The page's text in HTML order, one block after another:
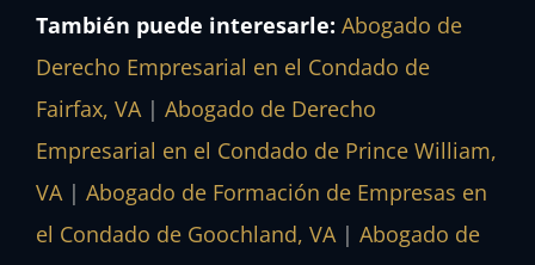
También puede interesarle: Abogado de
Derecho Empresarial en el Condado de
Fairfax, VA| Abogado de Derecho
Empresarial en el Condado de Prince William,
VA| Abogado de Formación de Empresas en
el Condado de Goochland, VA| Abogado de